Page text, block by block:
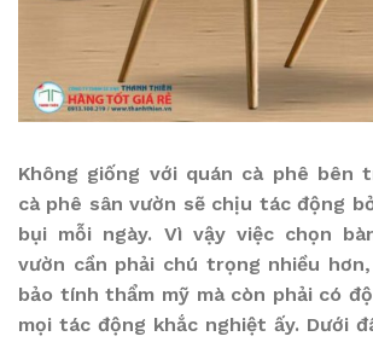
Không giống với quán cà phê bên
cà phê sân vườn sẽ chịu tác động
bụi mỗi ngày. Vì vậy việc chọn
vườn cần phải chú trọng nhiều
bảo tính thẩm mỹ mà còn phải có
mọi tác động khắc nghiệt ấy. Dưới